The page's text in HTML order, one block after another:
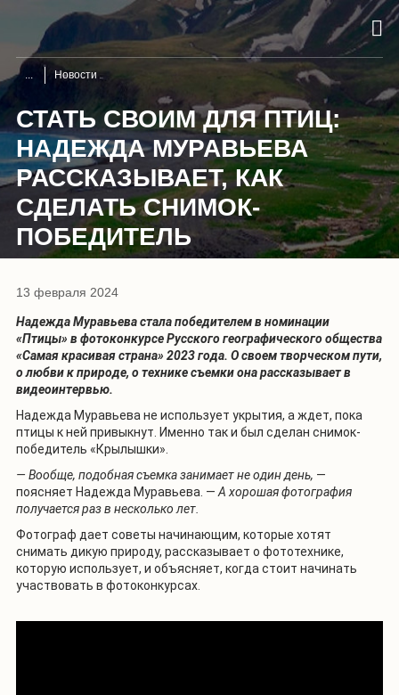
Новости
СТАТЬ СВОИМ ДЛЯ ПТИЦ:
НАДЕЖДА МУРАВЬЕВА
РАССКАЗЫВАЕТ, КАК
СДЕЛАТЬ СНИМОК-
ПОБЕДИТЕЛЬ
13 февраля 2024
Надежда Муравьева стала победителем в номинации
«Птицы» в фотоконкурсе Русского географического общества
«Самая красивая страна» 2023 года. О своем творческом пути,
о любви к природе, о технике съемки она рассказывает в
видеоинтервью.
Надежда Муравьева не использует укрытия, а ждет, пока
птицы к ней привыкнут. Именно так и был сделан снимок-
победитель «Крылышки».
— Вообще, подобная съемка занимает не один день, —
поясняет Надежда Муравьева. — А хорошая фотография
получается раз в несколько лет.
Фотограф дает советы начинающим, которые хотят
снимать дикую природу, рассказывает о фототехнике,
которую использует, и объясняет, когда стоит начинать
участвовать в фотоконкурсах.